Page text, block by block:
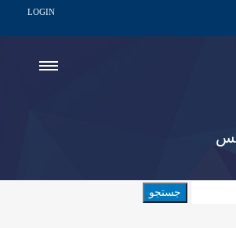
LOGIN
جستجو